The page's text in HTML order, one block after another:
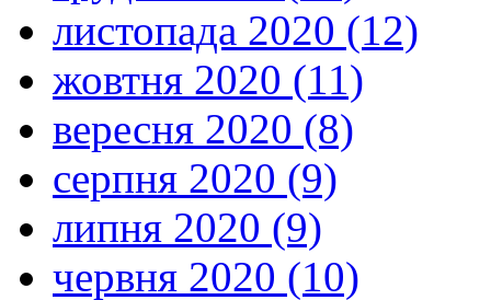
листопада 2020 (12)
жовтня 2020 (11)
вересня 2020 (8)
серпня 2020 (9)
липня 2020 (9)
червня 2020 (10)